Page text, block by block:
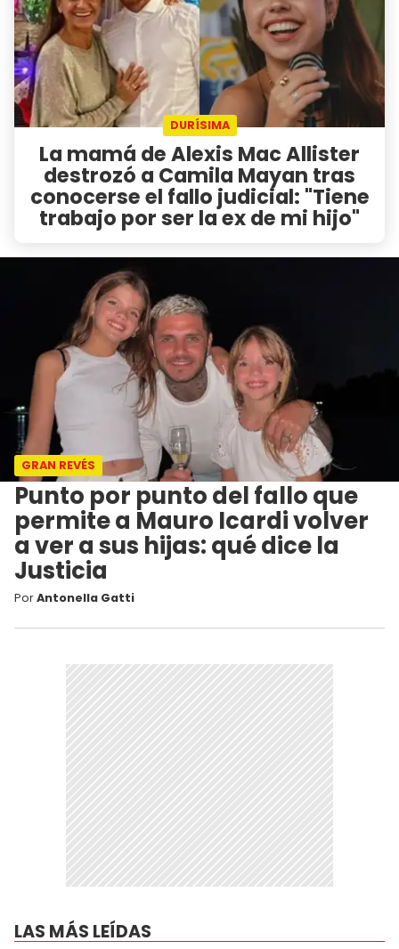
DURÍSIMA
La mamá de Alexis Mac Allister
destrozó a Camila Mayan tras
conocerse el fallo judicial: "Tiene
trabajo por ser la ex de mi hijo"
GRAN REVÉS
Punto por punto del fallo que
permite a Mauro Icardi volver
a ver a sus hijas: qué dice la
Justicia
PorAntonella Gatti
LAS MÁS LEÍDAS